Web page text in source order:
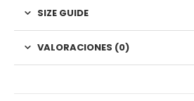
SIZE GUIDE
VALORACIONES (0)